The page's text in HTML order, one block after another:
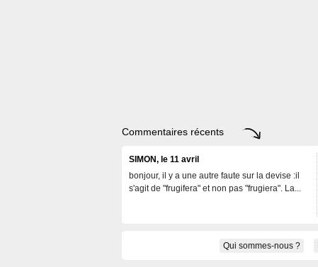
Commentaires récents
SIMON, le 11 avril
bonjour, il y a une autre faute sur la devise :il
s'agit de "frugifera" et non pas "frugiera". La...
Qui sommes-nous ?